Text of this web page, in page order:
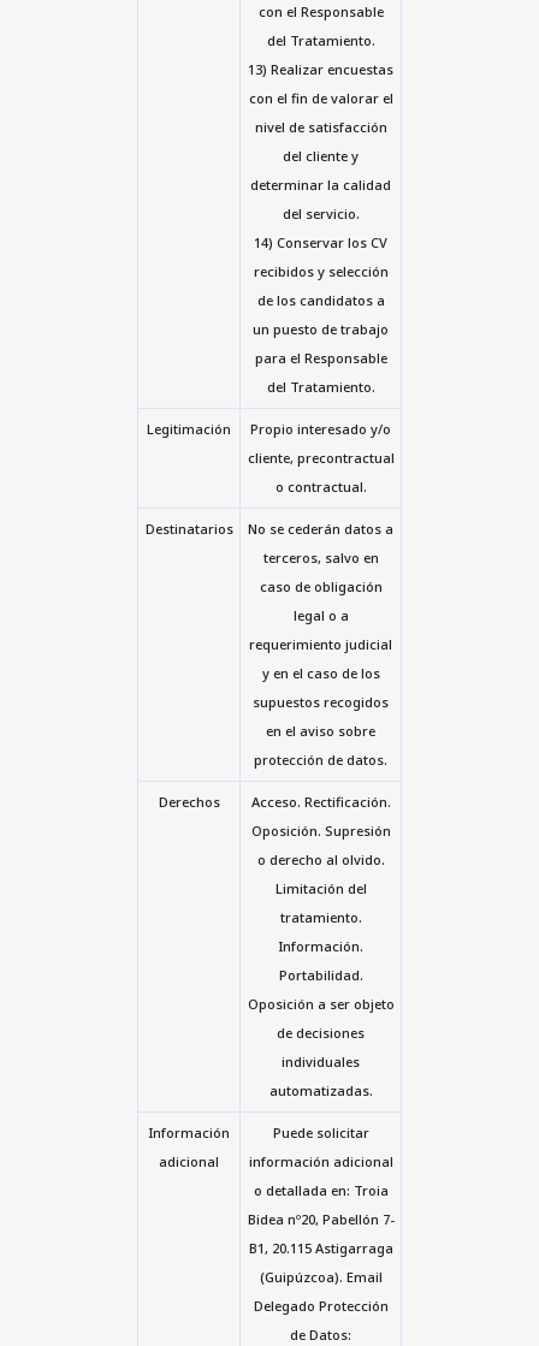
con el Responsable
del Tratamiento.
13) Realizar encuestas
con el fin de valorar el
nivel de satisfacción
del cliente y
determinar la calidad
del servicio.
14) Conservar los CV
recibidos y selección
de los candidatos a
un puesto de trabajo
para el Responsable
del Tratamiento.
Legitimación
Propio interesado y/o
cliente, precontractual
o contractual.
Destinatarios
No se cederán datos a
terceros, salvo en
caso de obligación
legal o a
requerimiento judicial
y en el caso de los
supuestos recogidos
en el aviso sobre
protección de datos.
Derechos
Acceso. Rectificación.
Oposición. Supresión
o derecho al olvido.
Limitación del
tratamiento.
Información.
Portabilidad.
Oposición a ser objeto
de decisiones
individuales
automatizadas.
Información
adicional
Puede solicitar
información adicional
o detallada en: Troia
Bidea nº20, Pabellón 7-
B1, 20.115 Astigarraga
(Guipúzcoa). Email
Delegado Protección
de Datos: